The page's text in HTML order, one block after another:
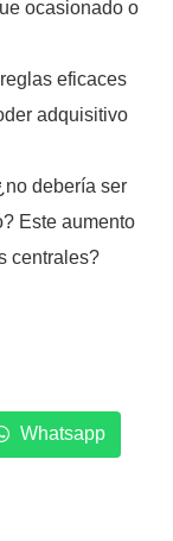
ocasionado o
eficaces
adquisitivo
debería ser
Este aumento
centrales?
Whatsapp